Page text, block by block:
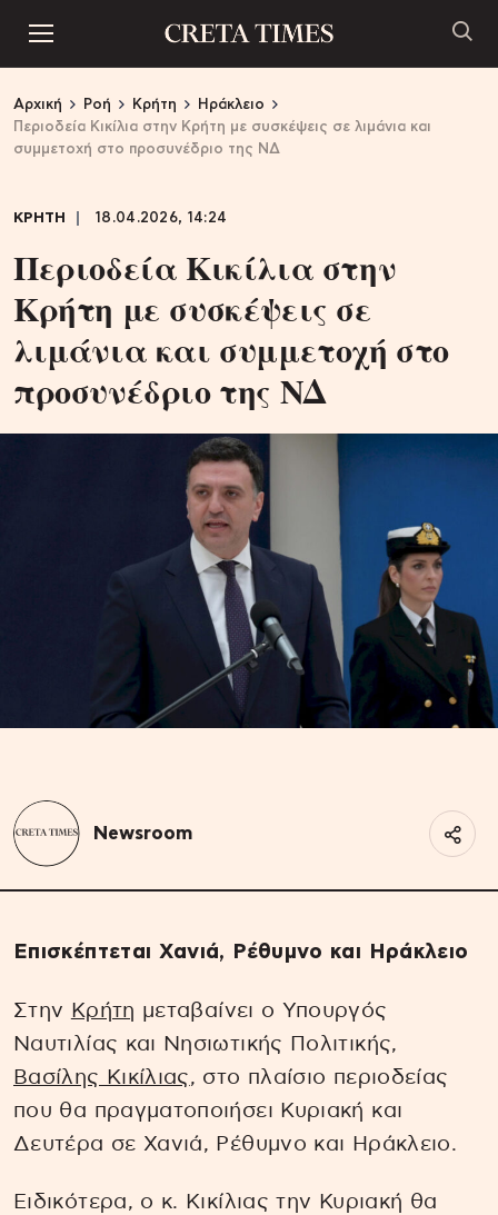
Αρχική Ροή Κρήτη
Ηράκλειο
Περιοδεία Κικίλια στην Κρήτη με συσκέψεις σε λιμάνια και
συμμετοχή στο προσυνέδριο της ΝΔ
ΚΡΗΤΗ 18.04.2026, 14:24
Περιοδεία Κικίλια στην
Κρήτη με συσκέψεις σε
λιμάνια και συμμετοχή στο
προσυνέδριο της ΝΔ
Newsroom
Επισκέπτεται Χανιά, Ρέθυμνο και Ηράκλειο
Στην Κρήτη μεταβαίνει ο Υπουργός
Ναυτιλίας και Νησιωτικής Πολιτικής,
Βασίλης Κικίλιας, στο πλαίσιο περιοδείας
που θα πραγματοποιήσει Κυριακή και
Δευτέρα σε Χανιά, Ρέθυμνο και Ηράκλειο.
Ειδικότερα, ο κ. Κικίλιας την Κυριακή θα